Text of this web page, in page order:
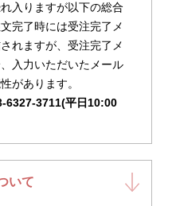
入りますが以下の総合
完了時には受注完了メ
れますが、受注完了メ
入力いただいたメール
があります。
6327-3711(平日10:00
いて